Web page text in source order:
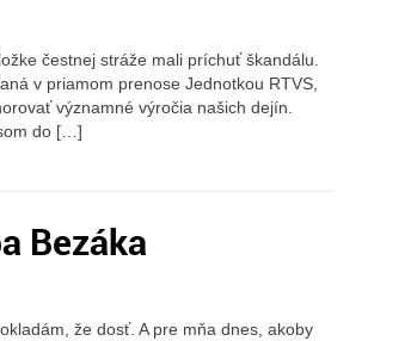
čestnej stráže mali príchuť škandálu.
v priamom prenose Jednotkou RTVS,
významné výročia našich dejín.
do […]
Bezáka
že dosť. A pre mňa dnes, akoby